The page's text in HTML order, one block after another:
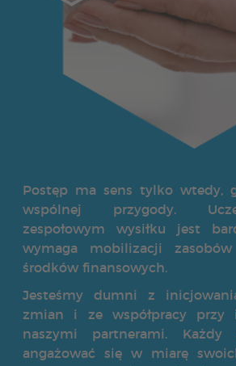
Postęp ma sens tylko wtedy,
wspólnej przygody.
zespołowym wysiłku jest
wymaga mobilizacji
środków finansowych.
Jesteśmy dumni z
zmian i ze współpracy przy
naszymi partnerami.
angażować się w miarę